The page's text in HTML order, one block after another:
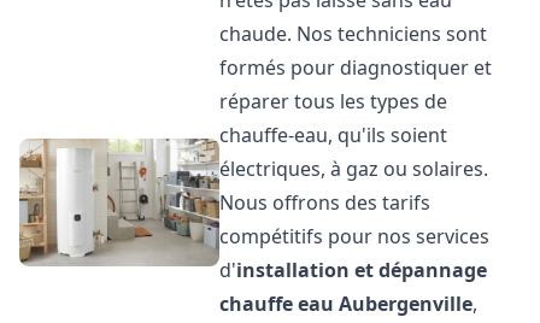
chaude. Nos techniciens sont
formés pour diagnostiquer et
réparer tous les types de
chauffe-eau, qu'ils soient
électriques, à gaz ou solaires.
Nous offrons des tarifs
compétitifs pour nos services
d'installation et dépannage
chauffe eau Aubergenville,